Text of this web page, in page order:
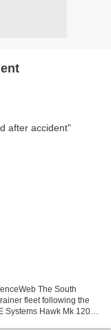
The South
fleet following the
Systems Hawk Mk 120